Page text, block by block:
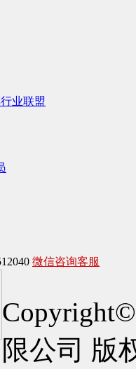
业联盟
微信咨询客服
限公司 版